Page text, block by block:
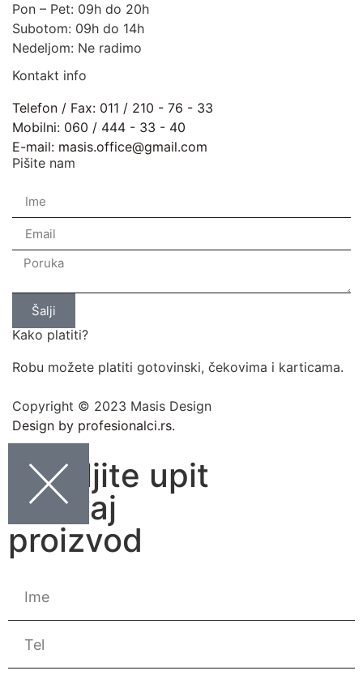
Pon – Pet: 09h do 20h
Subotom: 09h do 14h
Nedeljom: Ne radimo
Kontakt info
Telefon / Fax: 011 / 210 - 76 - 33
Mobilni: 060 / 444 - 33 - 40
E-mail: masis.office@gmail.com
Pišite nam
Šalji
Kako platiti?
Robu možete platiti gotovinski, čekovima i karticama.
Copyright © 2023 Masis Design
Design by profesionalci.rs.
Pošaljite upit
za ovaj
proizvod